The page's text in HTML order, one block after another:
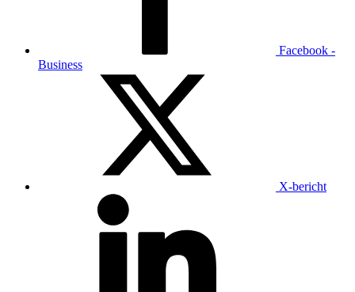
Facebook -
Business
X-bericht